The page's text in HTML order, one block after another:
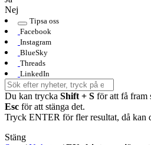
Nej
Tipsa oss
Facebook
Instagram
BlueSky
Threads
LinkedIn
Du kan trycka Shift + S för att få fram
Esc för att stänga det.
Tryck ENTER för fler resultat, då kan
Stäng